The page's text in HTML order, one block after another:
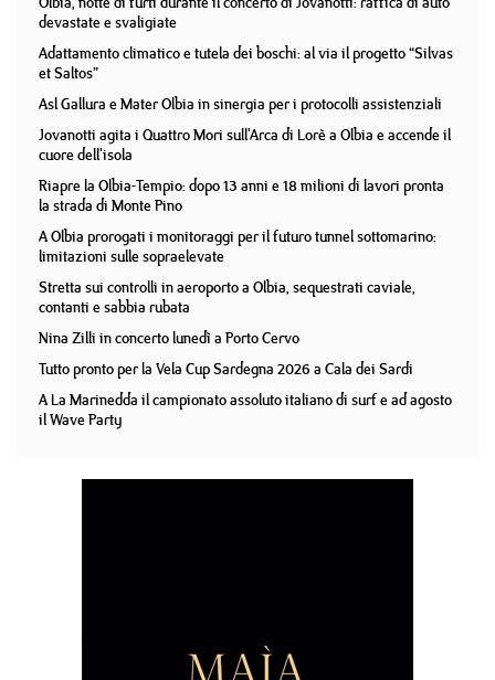
devastate e svaligiate
Adattamento climatico e tutela dei boschi: al via il progetto “Silvas
et Saltos”
Asl Gallura e Mater Olbia in sinergia per i protocolli assistenziali
Jovanotti agita i Quattro Mori sull'Arca di Lorè a Olbia e accende il
cuore dell'isola
Riapre la Olbia-Tempio: dopo 13 anni e 18 milioni di lavori pronta
la strada di Monte Pino
A Olbia prorogati i monitoraggi per il futuro tunnel sottomarino:
limitazioni sulle sopraelevate
Stretta sui controlli in aeroporto a Olbia, sequestrati caviale,
contanti e sabbia rubata
Nina Zilli in concerto lunedì a Porto Cervo
Tutto pronto per la Vela Cup Sardegna 2026 a Cala dei Sardi
A La Marinedda il campionato assoluto italiano di surf e ad agosto
il Wave Party